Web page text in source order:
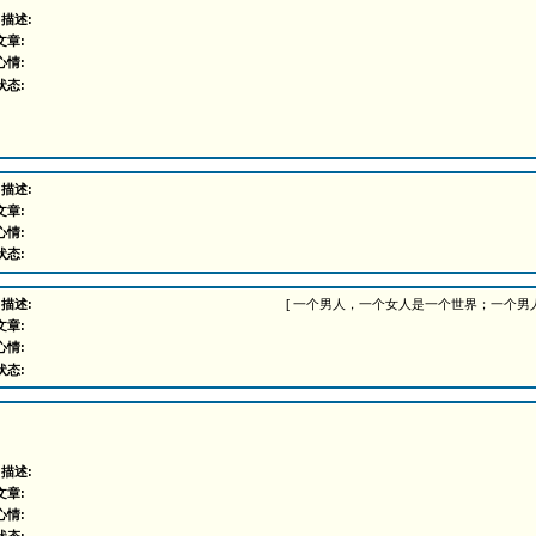
述:
章:
情:
态:
述:
章:
情:
态:
述:
[ 一个男人，一个女人是一个世界；一个
章:
情:
态:
述:
章:
情: